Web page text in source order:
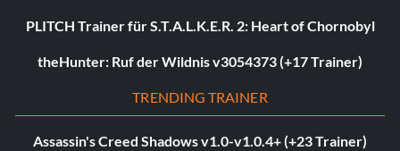
PLITCH Trainer für S.T.A.L.K.E.R. 2: Heart of Chornobyl
theHunter: Ruf der Wildnis v3054373 (+17 Trainer)
TRENDING TRAINER
Assassin's Creed Shadows v1.0-v1.0.4+ (+23 Trainer)